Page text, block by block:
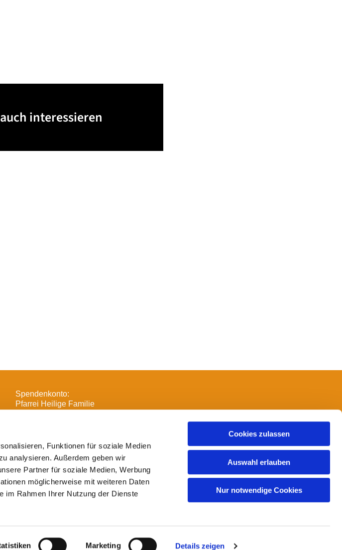
Funktionen für soziale Medien
analysieren. Außerdem geben wir
Partner für soziale Medien, Werbung
möglicherweise mit weiteren Daten
im Rahmen Ihrer Nutzung der Dienste
Marketing Details zeigen
Cookies zulassen
Auswahl erlauben
Nur notwendige Cookies
interessieren
Spendenkonto:
Pfarrei Heilige Familie
Spandau-Havelland